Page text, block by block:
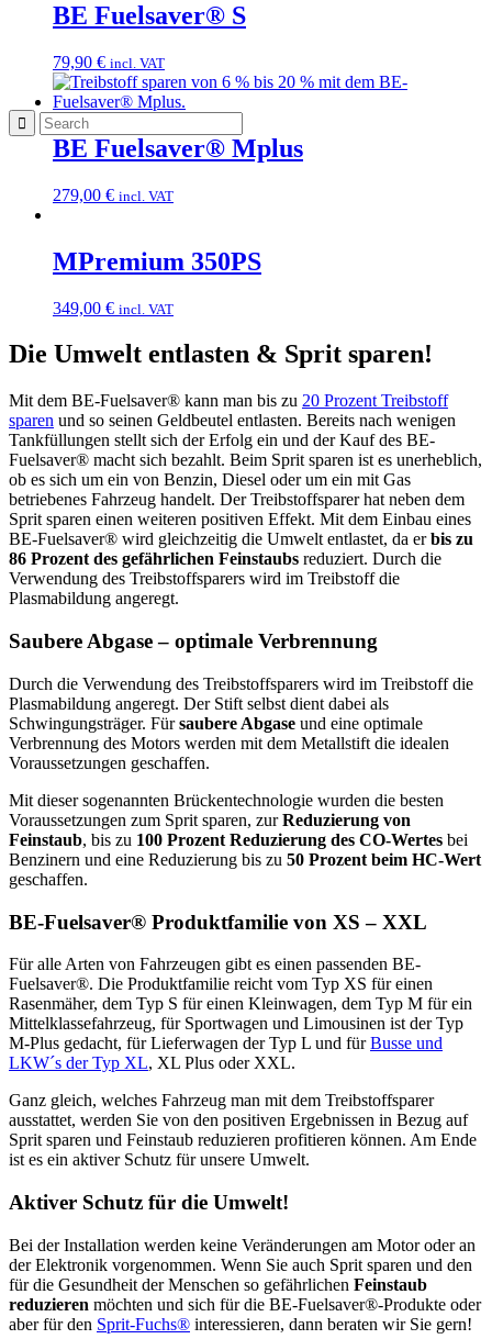
BE Fuelsaver® S
79,90 € incl. VAT
BE Fuelsaver® Mplus
279,00 € incl. VAT
MPremium 350PS
349,00 € incl. VAT
Die Umwelt entlasten & Sprit sparen!
Mit dem BE-Fuelsaver® kann man bis zu 20 Prozent Treibstoff
sparen und so seinen Geldbeutel entlasten. Bereits nach wenigen
Tankfüllungen stellt sich der Erfolg ein und der Kauf des BE-
Fuelsaver® macht sich bezahlt. Beim Sprit sparen ist es unerheblich,
ob es sich um ein von Benzin, Diesel oder um ein mit Gas
betriebenes Fahrzeug handelt. Der Treibstoffsparer hat neben dem
Sprit sparen einen weiteren positiven Effekt. Mit dem Einbau eines
BE-Fuelsaver® wird gleichzeitig die Umwelt entlastet, da erbis zu
86 Prozent des gefährlichen Feinstaubs reduziert. Durch die
Verwendung des Treibstoffsparers wird im Treibstoff die
Plasmabildung angeregt.
Saubere Abgase – optimale Verbrennung
Durch die Verwendung des Treibstoffsparers wird im Treibstoff die
Plasmabildung angeregt. Der Stift selbst dient dabei als
Schwingungsträger. Fürsaubere Abgase und eine optimale
Verbrennung des Motors werden mit dem Metallstift die idealen
Voraussetzungen geschaffen.
Mit dieser sogenannten Brückentechnologie wurden die besten
Voraussetzungen zum Sprit sparen, zurReduzierung von
Feinstaub, bis zu 100 Prozent Reduzierung des CO-Wertes bei
Benzinern und eine Reduzierung bis zu 50 Prozent beim HC-Wert
geschaffen.
BE-Fuelsaver® Produktfamilie von XS – XXL
Für alle Arten von Fahrzeugen gibt es einen passenden BE-
Fuelsaver®. Die Produktfamilie reicht vom Typ XS für einen
Rasenmäher, dem Typ S für einen Kleinwagen, dem Typ M für ein
Mittelklassefahrzeug, für Sportwagen und Limousinen ist der Typ
M-Plus gedacht, für Lieferwagen der Typ L und fürBusse und
LKW´s der Typ XL, XL Plus oder XXL.
Ganz gleich, welches Fahrzeug man mit dem Treibstoffsparer
ausstattet, werden Sie von den positiven Ergebnissen in Bezug auf
Sprit sparen und Feinstaub reduzieren profitieren können. Am Ende
ist es ein aktiver Schutz für unsere Umwelt.
Aktiver Schutz für die Umwelt!
Bei der Installation werden keine Veränderungen am Motor oder an
der Elektronik vorgenommen. Wenn Sie auch Sprit sparen und den
für die Gesundheit der Menschen so gefährlichen Feinstaub
reduzieren möchten und sich für die BE-Fuelsaver®-Produkte oder
aber für den Sprit-Fuchs® interessieren, dann beraten wir Sie gern!